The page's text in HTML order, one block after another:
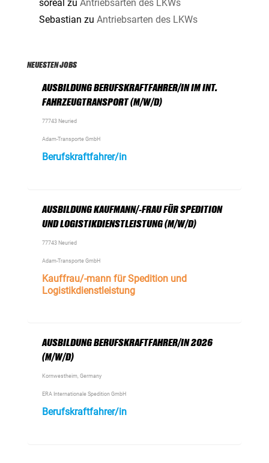
soreal zu Antriebsarten des LKWs
Sebastian zu Antriebsarten des LKWs
NEUESTEN JOBS
AUSBILDUNG BERUFSKRAFTFAHRER/IN IM INT.
FAHRZEUGTRANSPORT (M/W/D)
77743 Neuried
Adam-Transporte GmbH
Berufskraftfahrer/in
AUSBILDUNG KAUFMANN/-FRAU FÜR SPEDITION
UND LOGISTIKDIENSTLEISTUNG (M/W/D)
77743 Neuried
Adam-Transporte GmbH
Kauffrau/-mann für Spedition und
Logistikdienstleistung
AUSBILDUNG BERUFSKRAFTFAHRER/IN 2026
(M/W/D)
Kornwestheim, Germany
ERA Internationale Spedition GmbH
Berufskraftfahrer/in